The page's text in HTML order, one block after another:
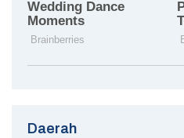
Daerah